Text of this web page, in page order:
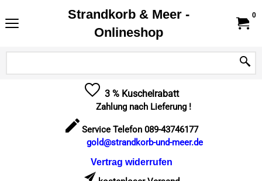
Strandkorb & Meer -
Onlineshop
0
3 % Kuschelrabatt
Zahlung nach Lieferung !
Service Telefon 089-43746177
gold@strandkorb-und-meer.de
Vertrag widerrufen